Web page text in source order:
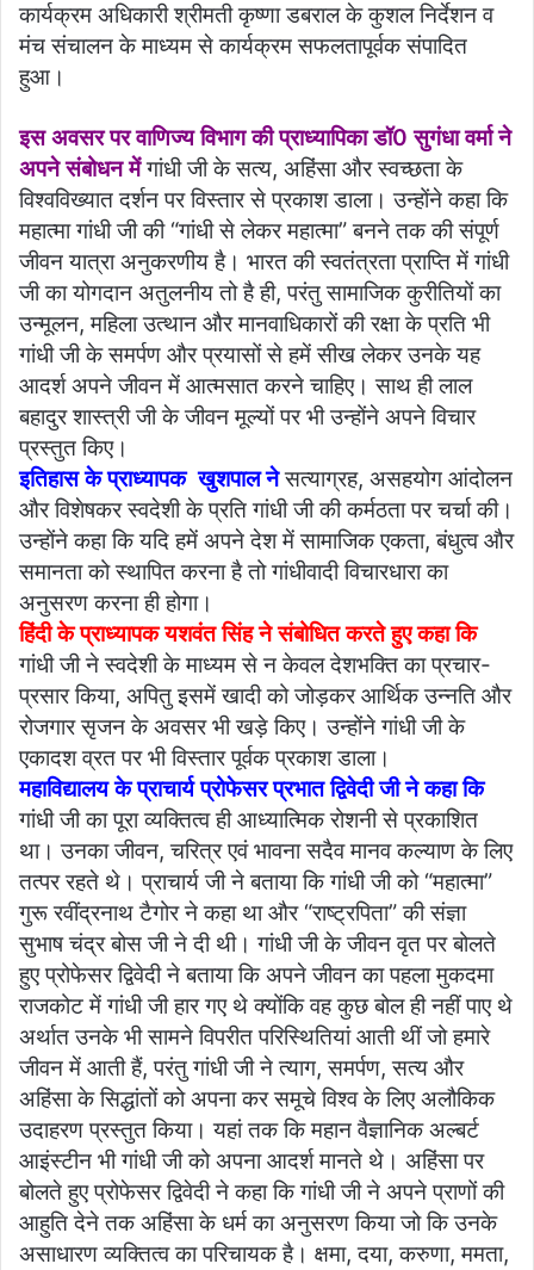
कार्यक्रम अधिकारी श्रीमती कृष्णा डबराल के कुशल निर्देशन व
मंच संचालन के माध्यम से कार्यक्रम सफलतापूर्वक संपादित
हुआ।
इस अवसर पर वाणिज्य विभाग की प्राध्यापिका डॉ0 सुगंधा वर्मा ने
अपने संबोधन मेंगांधी जी के सत्य, अहिंसा और स्वच्छता के
विश्वविख्यात दर्शन पर विस्तार से प्रकाश डाला। उन्होंने कहा कि
महात्मा गांधी जी की “गांधी से लेकर महात्मा” बनने तक की संपूर्ण
जीवन यात्रा अनुकरणीय है। भारत की स्वतंत्रता प्राप्ति में गांधी
जी का योगदान अतुलनीय तो है ही, परंतु सामाजिक कुरीतियों का
उन्मूलन, महिला उत्थान और मानवाधिकारों की रक्षा के प्रति भी
गांधी जी के समर्पण और प्रयासों से हमें सीख लेकर उनके यह
आदर्श अपने जीवन में आत्मसात करने चाहिए। साथ ही लाल
बहादुर शास्त्री जी के जीवन मूल्यों पर भी उन्होंने अपने विचार
प्रस्तुत किए।
इतिहास के प्राध्यापक खुशपाल ने सत्याग्रह, असहयोग आंदोलन
और विशेषकर स्वदेशी के प्रति गांधी जी की कर्मठता पर चर्चा की।
उन्होंने कहा कि यदि हमें अपने देश में सामाजिक एकता, बंधुत्व और
समानता को स्थापित करना है तो गांधीवादी विचारधारा का
अनुसरण करना ही होगा।
हिंदी के प्राध्यापक यशवंत सिंह ने संबोधित करते हुए कहा कि
गांधी जी ने स्वदेशी के माध्यम से न केवल देशभक्ति का प्रचार-
प्रसार किया, अपितु इसमें खादी को जोड़कर आर्थिक उन्नति और
रोजगार सृजन के अवसर भी खड़े किए। उन्होंने गांधी जी के
एकादश व्रत पर भी विस्तार पूर्वक प्रकाश डाला।
महाविद्यालय के प्राचार्य प्रोफेसर प्रभात द्विवेदी जी ने कहा कि
गांधी जी का पूरा व्यक्तित्व ही आध्यात्मिक रोशनी से प्रकाशित
था। उनका जीवन, चरित्र एवं भावना सदैव मानव कल्याण के लिए
तत्पर रहते थे। प्राचार्य जी ने बताया कि गांधी जी को “महात्मा”
गुरू रवींद्रनाथ टैगोर ने कहा था और “राष्ट्रपिता” की संज्ञा
सुभाष चंद्र बोस जी ने दी थी। गांधी जी के जीवन वृत पर बोलते
हुए प्रोफेसर द्विवेदी ने बताया कि अपने जीवन का पहला मुकदमा
राजकोट में गांधी जी हार गए थे क्योंकि वह कुछ बोल ही नहीं पाए थे
अर्थात उनके भी सामने विपरीत परिस्थितियां आती थीं जो हमारे
जीवन में आती हैं, परंतु गांधी जी ने त्याग, समर्पण, सत्य और
अहिंसा के सिद्धांतों को अपना कर समूचे विश्व के लिए अलौकिक
उदाहरण प्रस्तुत किया। यहां तक कि महान वैज्ञानिक अल्बर्ट
आइंस्टीन भी गांधी जी को अपना आदर्श मानते थे। अहिंसा पर
बोलते हुए प्रोफेसर द्विवेदी ने कहा कि गांधी जी ने अपने प्राणों की
आहुति देने तक अहिंसा के धर्म का अनुसरण किया जो कि उनके
असाधारण व्यक्तित्व का परिचायक है। क्षमा, दया, करुणा, ममता,